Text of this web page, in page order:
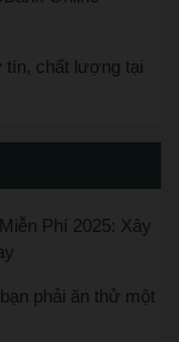
tín, chất lượng tại
Phí 2025: Xây
phải ăn thử một